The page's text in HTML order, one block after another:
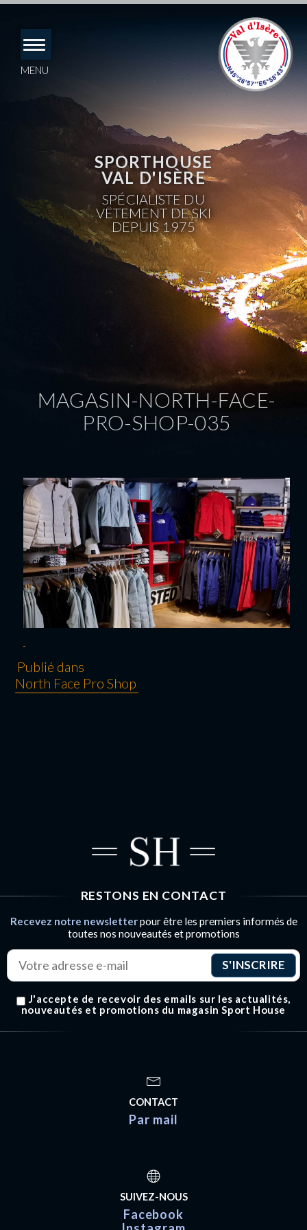
directement
contenu
MENU
SPORTHOUSE
VAL D'ISÈRE
SPÉCIALISTE DU
VÊTEMENT DE SKI
DEPUIS 1975
MAGASIN-NORTH-FACE-
PRO-SHOP-035
Publié dans
North Face Pro Shop
RESTONS EN CONTACT
Recevez notre newsletterpour être les premiers informés de
toutes nos nouveautés et promotions
J'accepte de recevoir des emails sur les actualités,
nouveautés et promotions du magasin Sport House
CONTACT
Par mail
SUIVEZ-NOUS
Facebook